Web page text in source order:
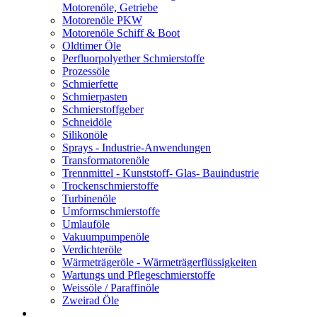
Motorenöle, Getriebe
Motorenöle PKW
Motorenöle Schiff & Boot
Oldtimer Öle
Perfluorpolyether Schmierstoffe
Prozessöle
Schmierfette
Schmierpasten
Schmierstoffgeber
Schneidöle
Silikonöle
Sprays - Industrie-Anwendungen
Transformatorenöle
Trennmittel - Kunststoff- Glas- Bauindustrie
Trockenschmierstoffe
Turbinenöle
Umformschmierstoffe
Umlauföle
Vakuumpumpenöle
Verdichteröle
Wärmeträgeröle - Wärmeträgerflüssigkeiten
Wartungs und Pflegeschmierstoffe
Weissöle / Paraffinöle
Zweirad Öle